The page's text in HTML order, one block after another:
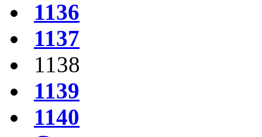
1136
1137
1138
1139
1140